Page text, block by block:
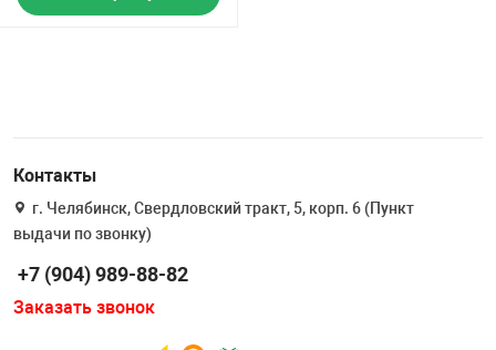
Контакты
г. Челябинск, Свердловский тракт, 5, корп. 6 (Пункт
выдачи по звонку)
+7 (904) 989-88-82
Заказать звонок